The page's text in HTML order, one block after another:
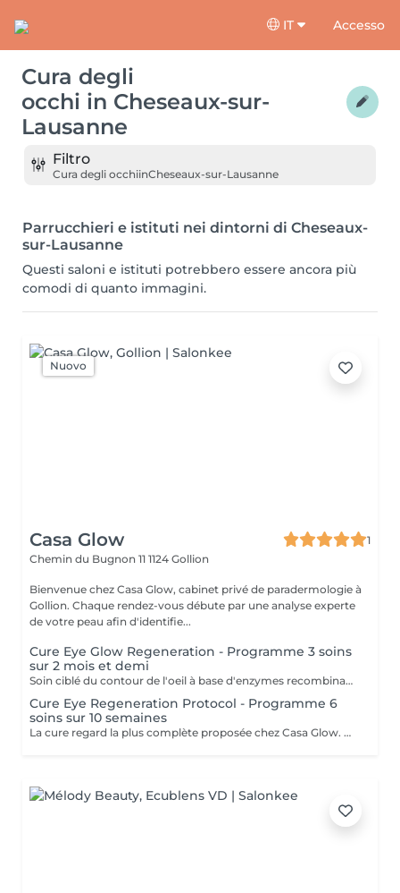
IT Accesso
Cura degli
occhi in Cheseaux-sur-
Lausanne
Filtro
Cura degli occhiinCheseaux-sur-Lausanne
Parrucchieri e istituti nei dintorni di Cheseaux-
sur-Lausanne
Questi saloni e istituti potrebbero essere ancora più
comodi di quanto immagini.
Nuovo
Casa Glow
1
Chemin du Bugnon 11 1124 Gollion
Bienvenue chez Casa Glow, cabinet privé de paradermologie à
Gollion. Chaque rendez-vous débute par une analyse experte
de votre peau afin d'identifie...
Cure Eye Glow Regeneration - Programme 3 soins
sur 2 mois et demi
Soin ciblé du contour de l'oeil à base d'enzymes recombinantes. Agit sur : - Perte de densité - Ridules - Poches aqueuses - Poches graisseuses - Relâchement périoculaire Lors de la seance nous traitons également le contour de la bouche et l'ensemble du visage selon reste de produit contenu dans l'ampoule incluse. Cure : 3 séances espacées de 21 jours + crème spécifique à domicile
Cure Eye Regeneration Protocol - Programme 6
soins sur 10 semaines
La cure regard la plus complète proposée chez Casa Glow. Un protocole de 10 semaines conçu pour améliorer l'apparence des ridules, de la peau froissée, du relâchement léger et du regard fatigué. La cure comprend : - 3 séances PB Serum périoculaire - 3 séances Plasma Fractionné ciblé contour des yeux - Betterfill Collagen lors des séances Plasma - NanoSoft BTX lors des séances Plasma - Produits à domicile inclus dans le protocole PB Serum - Suivi personnalisé pendant toute la durée de la cure Déroulement recommandé : - Semaine 0 : PB Serum périoculaire - Semaine 2 : Plasma Fractionné + Betterfill Collagen + NanoSoft BTX - Semaine 4 : PB Serum périoculaire - Semaine 6 : Plasma Fractionné + Betterfill Collagen + NanoSoft BTX - Semaine 8 : PB Serum périoculaire - Semaine 10 : Plasma Fractionné + Betterfill Collagen + NanoSoft BTX Tarif de la cure : 950 CHF - Paiement possible en 2 fois (semaine 0 et semaine 6) Cette cure associe remodelage enzymatique, stimulation tissulaire et régénération avancée afin d'offrir une approche globale du contour de l'oeil. Lors des séances des semaines 0, 4 et 8; nous traitons également le contour de la bouche et l'ensemble du visage selon reste de produit contenu dans l'ampoule incluse.